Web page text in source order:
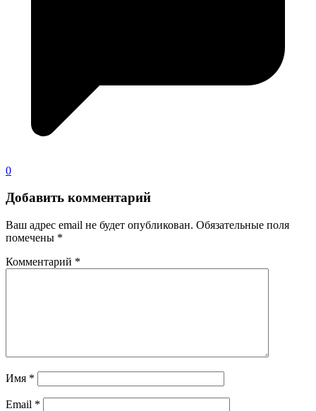
0
Добавить комментарий
Ваш адрес email не будет опубликован. Обязательные поля
помечены *
Комментарий *
Имя *
Email *